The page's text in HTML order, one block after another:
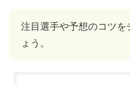
注目選手や予想のコツを
ょう。